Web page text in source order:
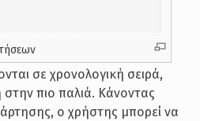
σε χρονολογική σειρά,
πιο παλιά. Κάνοντας
ο χρήστης μπορεί να